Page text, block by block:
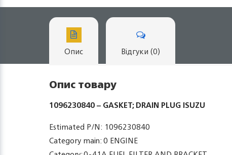
Опис Відгуки (0)
Опис товару
1096230840 – GASKET; DRAIN PLUG ISUZU
Estimated P/N: 1096230840
Category main: 0 ENGINE